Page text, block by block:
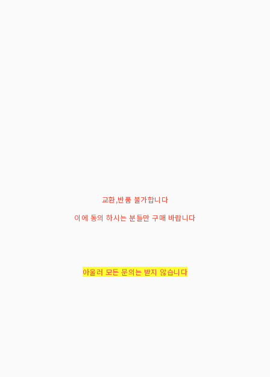
교환,반품 불가합니다
이에 동의 하시는 분들만 구매 바랍니다
아울러 모든 문의는 받지 않습니다